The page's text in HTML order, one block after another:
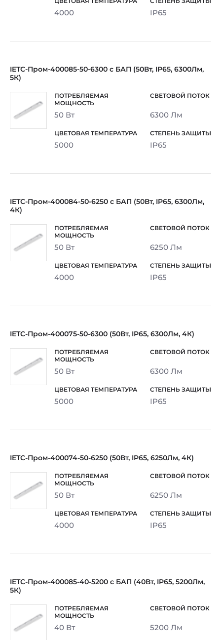
4000 IP65
IETC-Пром-400085-50-6300 с БАП (50Вт, IP65, 6300Лм,
5К)
50 Вт 6300 Лм
5000 IP65
IETC-Пром-400084-50-6250 с БАП (50Вт, IP65, 6300Лм,
4К)
50 Вт 6250 Лм
4000 IP65
IETC-Пром-400075-50-6300 (50Вт, IP65, 6300Лм, 4К)
50 Вт 6300 Лм
5000 IP65
IETC-Пром-400074-50-6250 (50Вт, IP65, 6250Лм, 4К)
50 Вт 6250 Лм
4000 IP65
IETC-Пром-400085-40-5200 с БАП (40Вт, IP65, 5200Лм,
5К)
40 Вт 5200 Лм